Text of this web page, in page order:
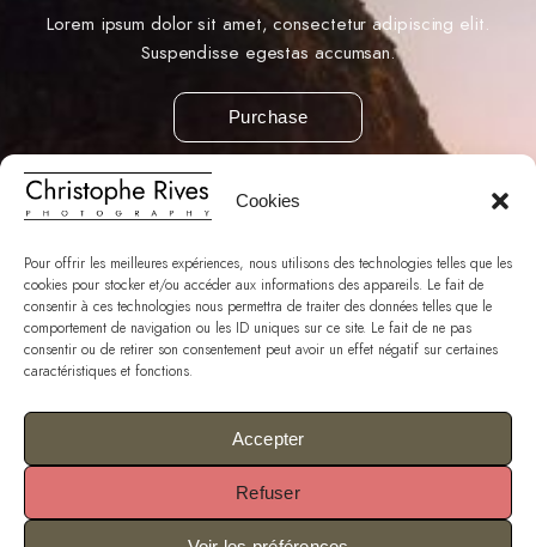
Cookies
Pour offrir les meilleures expériences, nous utilisons des technologies telles que les
cookies pour stocker et/ou accéder aux informations des appareils. Le fait de
consentir à ces technologies nous permettra de traiter des données telles que le
comportement de navigation ou les ID uniques sur ce site. Le fait de ne pas
consentir ou de retirer son consentement peut avoir un effet négatif sur certaines
caractéristiques et fonctions.
Accepter
Refuser
Lorem ipsum dolor sit amet, consectetur adipiscing elit.
Suspendisse egestas accumsan.
Purchase